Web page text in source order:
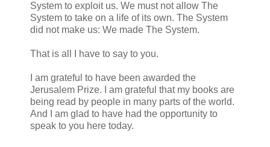
System to exploit us. We must not allow The
System to take on a life of its own. The System
did not make us: We made The System.
That is all I have to say to you.
I am grateful to have been awarded the
Jerusalem Prize. I am grateful that my books are
being read by people in many parts of the world.
And I am glad to have had the opportunity to
speak to you here today.